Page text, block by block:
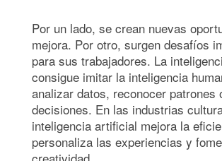
Por un lado, se crean nuevas
mejora. Por otro, surgen desafíos
para sus trabajadores. La
consigue imitar la inteligencia
analizar datos, reconocer patrones
decisiones. En las industrias
inteligencia artificial mejora la
personaliza las experiencias y